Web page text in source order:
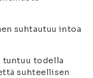
suhtautuu intoa
tuntuu todella
suhteellisen